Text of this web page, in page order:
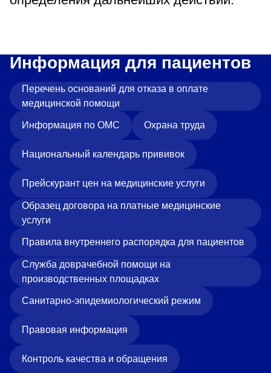
Информация для пациентов
Перечень оснований для отказа в оплате
медицинской помощи
Информация по ОМС Охрана труда
Национальный календарь прививок
Прейскурант цен на медицинские услуги
Образец договора на платные медицинские
услуги
Правила внутреннего распорядка для пациентов
Служба доврачебной помощи на
производственных площадках
Санитарно-эпидемиологический режим
Правовая информация
Контроль качества и обращения